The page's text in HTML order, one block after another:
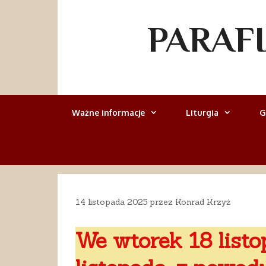
Ważne informacje Liturgia
14 listopada 2025 przez Konrad Krzyż
We wtorek 18